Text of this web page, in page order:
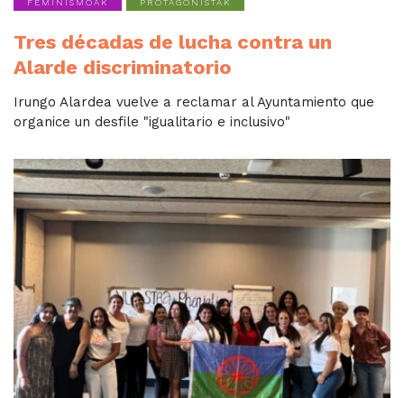
FEMINISMOAK PROTAGONISTAK
Tres décadas de lucha contra un
Alarde discriminatorio
Irungo Alardea vuelve a reclamar al Ayuntamiento que
organice un desfile "igualitario e inclusivo"